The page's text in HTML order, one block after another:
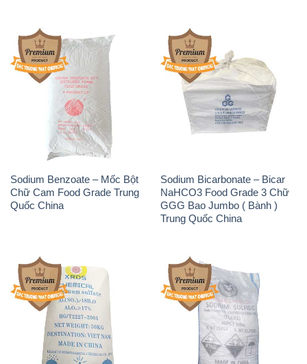
Sodium Benzoate – Mốc Bột
Chữ Cam Food Grade Trung
Quốc China
Sodium Bicarbonate – Bicar
NaHCO3 Food Grade 3 Chữ
GGG Bao Jumbo ( Bành )
Trung Quốc China